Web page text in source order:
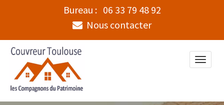
Bureau : 06 33 79 48 92
Nous contacter
Toggle